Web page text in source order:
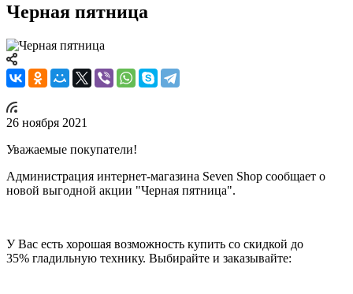
Черная пятница
26 ноября 2021
Уважаемые покупатели!
Администрация интернет-магазина Seven Shop сообщает о
новой выгодной акции "Черная пятница".
У Вас есть хорошая возможность купить со скидкой до
35% гладильную технику. Выбирайте и заказывайте: